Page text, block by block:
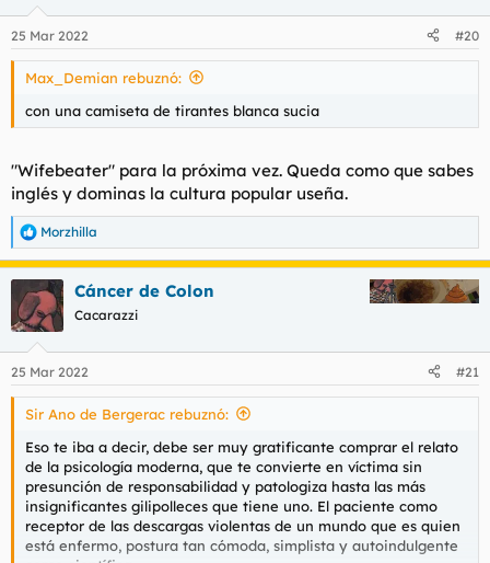
e
s
25 Mar 2022 #20
Max_Demian rebuznó:
con una camiseta de tirantes blanca sucia
"Wifebeater" para la próxima vez. Queda como que sabes
inglés y dominas la cultura popular useña.
R
e
a
c
i
e
s
Morzhilla
Cáncer de Colon
Cacarazzi
25 Mar 2022 #21
Sir Ano de Bergerac rebuznó:
Eso te iba a decir, debe ser muy gratificante comprar el relato
de la psicología moderna, que te convierte en víctima sin
presunción de responsabilidad y patologiza hasta las más
insignificantes gilipolleces que tiene uno. El paciente como
receptor de las descargas violentas de un mundo que es quien
está enfermo, postura tan cómoda, simplista y autoindulgente